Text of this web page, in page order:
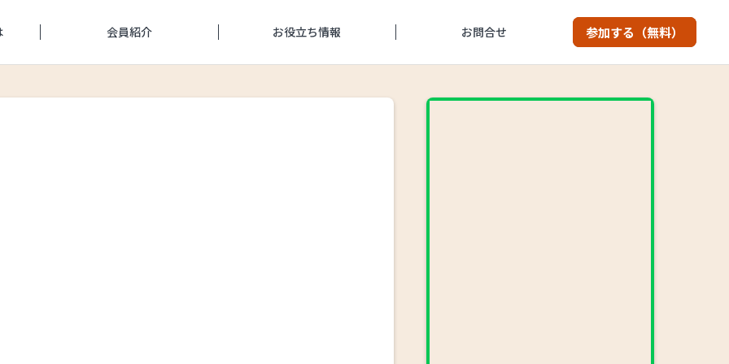
会員紹介 お役立ち情報 お問合せ 参加する（無料）